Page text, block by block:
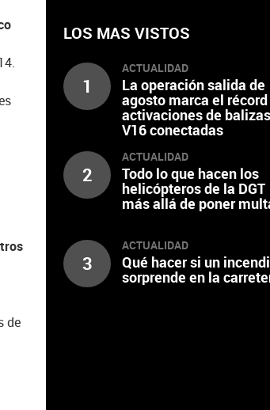
de
LOS MAS VISTOS
1
ACTUALIDAD
La operación salida de
agosto marca el récord
activaciones de balizas
V16 conectadas
2
ACTUALIDAD
Todo lo que hacen los
helicópteros de la DGT
más allá de poner
3
ACTUALIDAD
Qué hacer si un
sorprende en la